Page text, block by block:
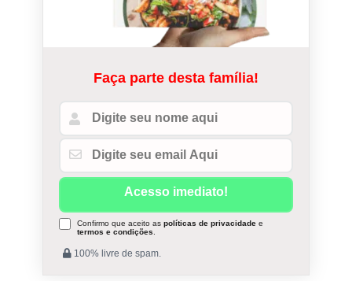
Faça parte desta família!
Confirmo que aceito as políticas de privacidadee
termos e condições
100% livre de spam.